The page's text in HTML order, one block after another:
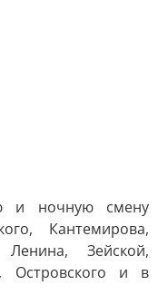
и ночную смену
Кантемирова,
Зейской,
Островского и в